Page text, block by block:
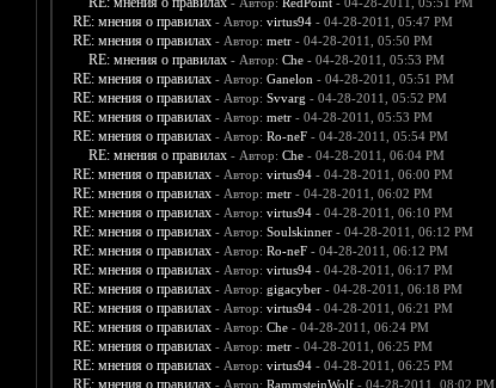
RE: мнения о правилах - Автор: virtus94- 04-28-2011, 05:47 PM
RE: мнения о правилах - Автор: metr- 04-28-2011, 05:50 PM
RE: мнения о правилах - Автор: Che- 04-28-2011, 05:53 PM
RE: мнения о правилах - Автор: Ganelon - 04-28-2011, 05:51 PM
RE: мнения о правилах - Автор: Svvarg - 04-28-2011, 05:52 PM
RE: мнения о правилах - Автор: metr- 04-28-2011, 05:53 PM
RE: мнения о правилах - Автор: Ro-neF- 04-28-2011, 05:54 PM
RE: мнения о правилах - Автор: Che- 04-28-2011, 06:04 PM
RE: мнения о правилах - Автор: virtus94- 04-28-2011, 06:00 PM
RE: мнения о правилах - Автор: metr- 04-28-2011, 06:02 PM
RE: мнения о правилах - Автор: virtus94- 04-28-2011, 06:10 PM
RE: мнения о правилах - Автор: Soulskinner- 04-28-2011, 06:12 PM
RE: мнения о правилах - Автор: Ro-neF- 04-28-2011, 06:12 PM
RE: мнения о правилах - Автор: virtus94- 04-28-2011, 06:17 PM
RE: мнения о правилах - Автор: gigacyber- 04-28-2011, 06:18 PM
RE: мнения о правилах - Автор: virtus94- 04-28-2011, 06:21 PM
RE: мнения о правилах - Автор: Che- 04-28-2011, 06:24 PM
RE: мнения о правилах - Автор: metr- 04-28-2011, 06:25 PM
RE: мнения о правилах - Автор: virtus94- 04-28-2011, 06:25 PM
RE: мнения о правилах - Автор: RammsteinWolf- 04-28-2011, 08:02 PM